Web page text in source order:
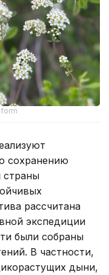
сохранению
страны
рассчитана
экспедиции
были собраны
В частности,
дыни,